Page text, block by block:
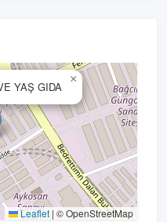
YAŞ GIDA
×
Leaflet | © OpenStreetMap